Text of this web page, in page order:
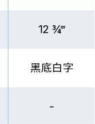
12 ¾‴
黑底白字
-